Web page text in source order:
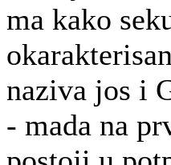
ma kako
naziva jos i
- mada na